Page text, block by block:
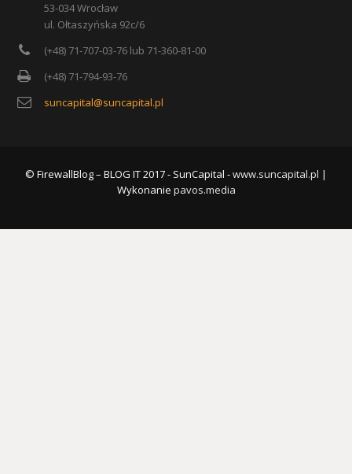
53-034 Wrocław
ul. Ołtaszyńska 92c/6
(+48) 71-707-03-76 lub 71-360-81-00
(+48) 71-794-93-76
suncapital@suncapital.pl
© FirewallBlog – BLOG IT 2017 - SunCapital -www.suncapital.pl |
Wykonanie pavos.media